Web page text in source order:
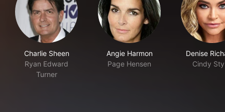
Charlie Sheen
Ryan Edward
Turner
Angie Harmon
Page Hensen
Denise
Cindy